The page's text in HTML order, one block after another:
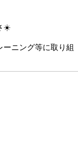
☀️
ニング等に取り組